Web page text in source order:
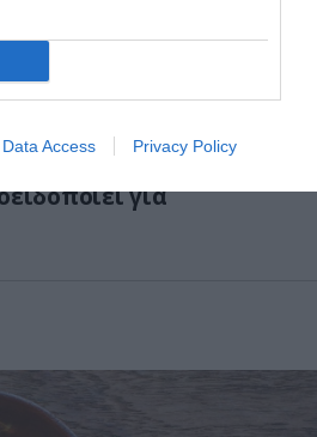
Data Access Privacy Policy
για